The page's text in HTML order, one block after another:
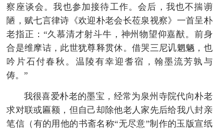
察座谈会。我也参加接待工作。会后，我也不揣谫
陋，赋七言律诗《欢迎朴老会长莅泉视察》一首呈朴
老指正：“久慕清才射斗牛，神州物望仰嘉猷。前身
合是维摩诘，此世犹尊释贯休。借哭三尼讥魍魉，也
吟片石付春秋。温陵有幸迎耆宿，翰墨流芳孰与
俦。”
我很喜爱朴老的墨宝，经常为泉州寺院代向朴老
求对联或匾额，但自己却除他老人家先后给我八封亲
笔信（有的用他的书斋名称“无尽意”制作的玉版宣纸